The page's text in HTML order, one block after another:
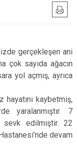
gerçekleşen ani
çok sayıda ağacın
yol açmış, ayrıca
hayatını kaybetmiş,
yaralanmıştır. 7
sevk edilmiştir. 22
devam